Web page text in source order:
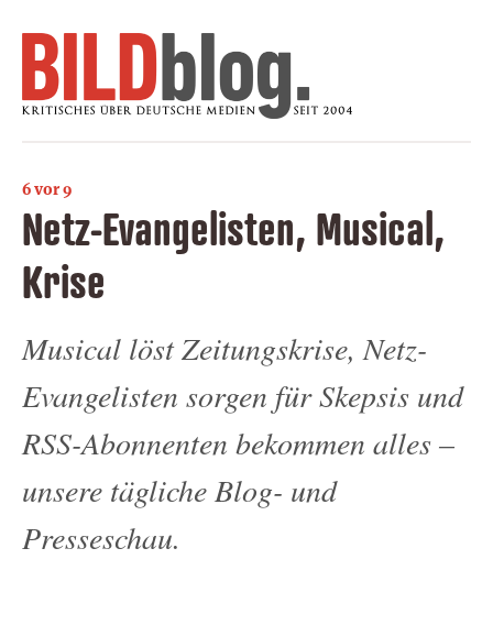
6 vor 9
Netz-Evangelisten, Musical,
Krise
Musical löst Zeitungskrise, Netz-
Evangelisten sorgen für Skepsis und
RSS-Abonnenten bekommen alles –
unsere tägliche Blog- und
Presseschau.